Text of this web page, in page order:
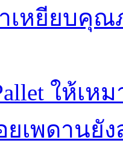
เหยียบคุ
ให้เ
เพดานยั